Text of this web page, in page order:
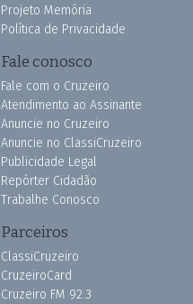
Projeto Memória
Política de Privacidade
Fale conosco
Fale com o Cruzeiro
Atendimento ao Assinante
Anuncie no Cruzeiro
Anuncie no ClassiCruzeiro
Publicidade Legal
Repórter Cidadão
Trabalhe Conosco
Parceiros
ClassiCruzeiro
CruzeiroCard
Cruzeiro FM 92.3